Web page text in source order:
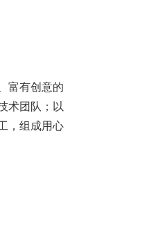
富有创意的
术团队；以
，组成用心